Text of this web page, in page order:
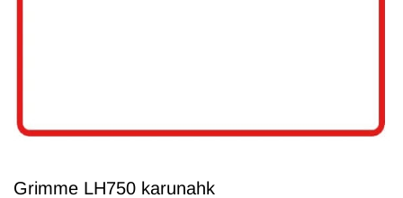
Grimme LH750 karunahk